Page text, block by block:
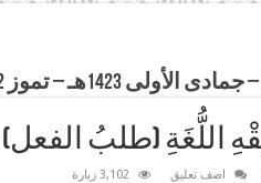
1423هـ – تموز 2002م
اضف تعليق 3,102 زيارة